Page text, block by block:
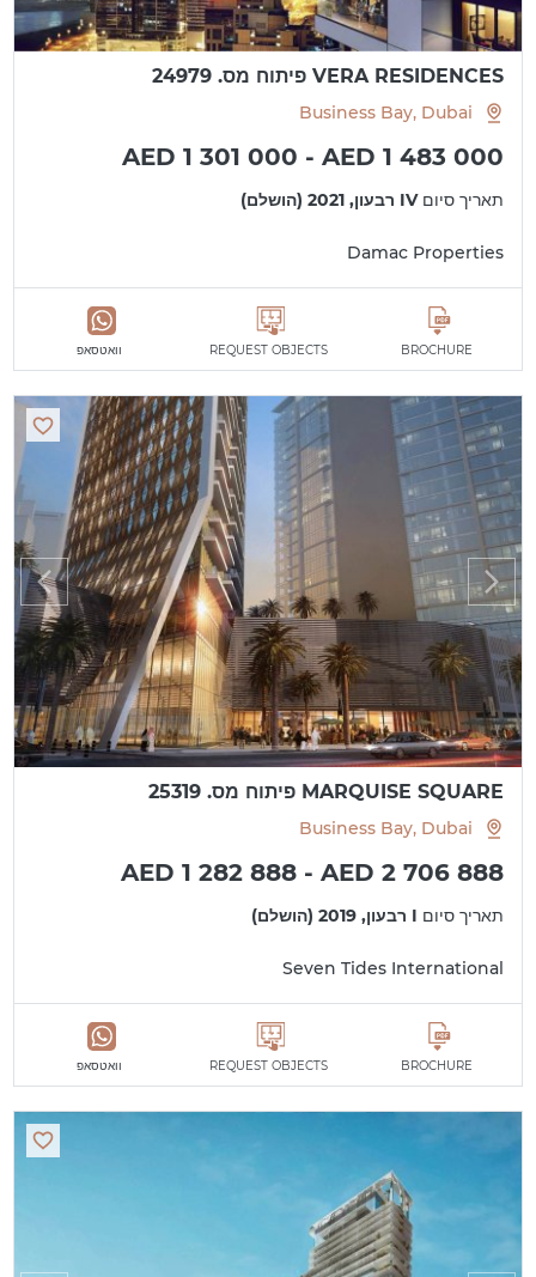
VERA RESIDENCES פיתוח מס. 24979
Business Bay, Dubai
AED 1 301 000 - AED 1 483 000
תאריך סיוםIV רבעון, 2021 (הושלם)
Damac Properties
BROCHURE
REQUEST OBJECTS וואטסאפ
MARQUISE SQUARE פיתוח מס. 25319
Business Bay, Dubai
AED 1 282 888 - AED 2 706 888
תאריך סיום I רבעון, 2019 (הושלם)
Seven Tides International
BROCHURE
REQUEST OBJECTS וואטסאפ